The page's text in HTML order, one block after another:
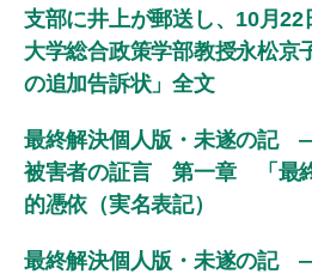
支部に井上が郵送し、10月
大学総合政策学部教授永松京
の追加告訴状」全文
最終解決個人版・未遂の記
被害者の証言 第一章 「最
的憑依（実名表記）
最終解決個人版・未遂の記